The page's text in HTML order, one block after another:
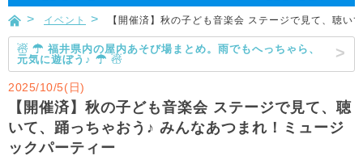
イベント 【開催済】秋の子ども音楽会 ステージで見て、聴
☃ ☂ 福井県内の屋内あそび場まとめ。雨でもへっちゃら、
元気に遊ぼう♪ ☂ ☃
2025/10/5(日)
【開催済】秋の子ども音楽会 ステージで見て、聴
いて、踊っちゃおう♪ みんなあつまれ！ミュージ
ックパーティー